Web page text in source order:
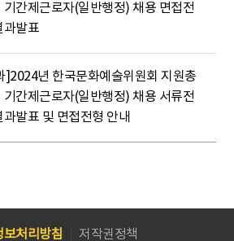
기간제근로자(일반행정) 채용 면접전
과발표
]2024년 한국문화예술위원회 지원총
기간제근로자(일반행정) 채용 서류전
과발표 및 면접전형 안내
보처리방침 저작권정책